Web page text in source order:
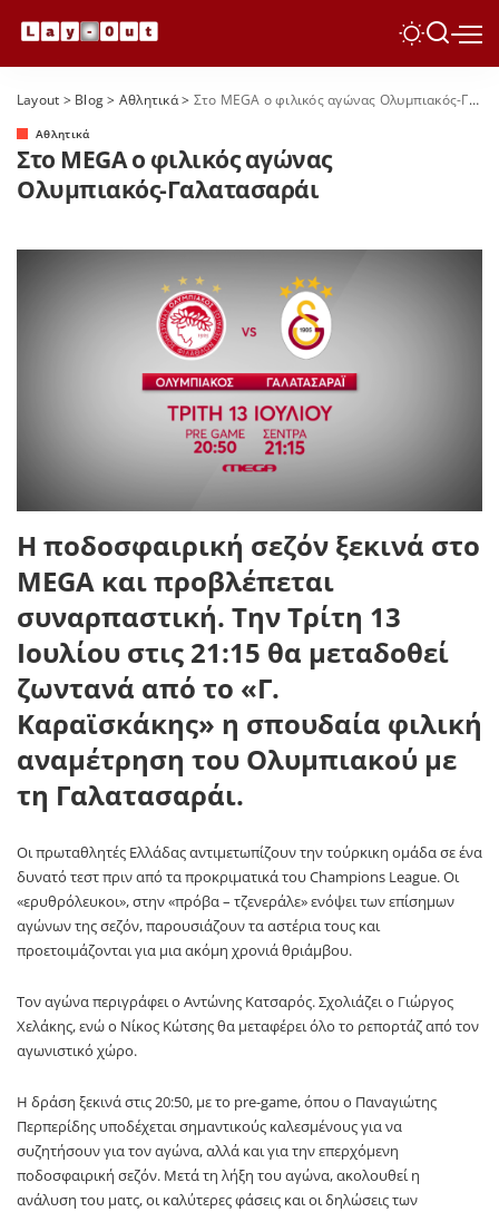
Layout > Blog> Αθλητικά> Στο MEGA ο φιλικός αγώνας Ολυμπιακός-Γαλατασαράι
Αθλητικά
Στο MEGA ο φιλικός αγώνας
Ολυμπιακός-Γαλατασαράι
Η ποδοσφαιρική σεζόν ξεκινά στο
MEGA και προβλέπεται
συναρπαστική. Την Τρίτη 13
Ιουλίου στις 21:15 θα μεταδοθεί
ζωντανά από το «Γ.
Καραϊσκάκης» η σπουδαία φιλική
αναμέτρηση του Ολυμπιακού με
τη Γαλατασαράι.
Οι πρωταθλητές Ελλάδας αντιμετωπίζουν την τούρκικη ομάδα σε ένα
δυνατό τεστ πριν από τα προκριματικά του Champions League. Οι
«ερυθρόλευκοι», στην «πρόβα – τζενεράλε» ενόψει των επίσημων
αγώνων της σεζόν, παρουσιάζουν τα αστέρια τους και
προετοιμάζονται για μια ακόμη χρονιά θριάμβου.
Τον αγώνα περιγράφει ο Αντώνης Κατσαρός. Σχολιάζει ο Γιώργος
Χελάκης, ενώ ο Νίκος Κώτσης θα μεταφέρει όλο το ρεπορτάζ από τον
αγωνιστικό χώρο.
Η δράση ξεκινά στις 20:50, με το pre-game, όπου ο Παναγιώτης
Περπερίδης υποδέχεται σημαντικούς καλεσμένους για να
συζητήσουν για τον αγώνα, αλλά και για την επερχόμενη
ποδοσφαιρική σεζόν. Μετά τη λήξη του αγώνα, ακολουθεί η
ανάλυση του ματς, οι καλύτερες φάσεις και οι δηλώσεις των